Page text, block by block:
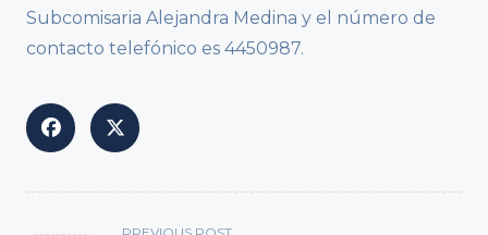
Subcomisaria Alejandra Medina y el número de
contacto telefónico es 4450987.
<span